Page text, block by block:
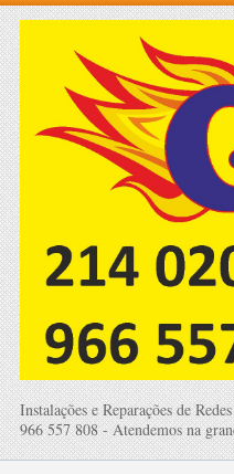
Instalações e Reparações de
966 557 808 - Atendemos na